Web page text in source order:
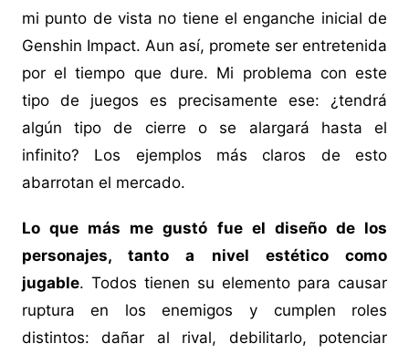
mi punto de vista no tiene el enganche inicial de
Genshin Impact. Aun así, promete ser entretenida
por el tiempo que dure. Mi problema con este
tipo de juegos es precisamente ese: ¿tendrá
algún tipo de cierre o se alargará hasta el
infinito? Los ejemplos más claros de esto
abarrotan el mercado.
Lo que más me gustó fue el diseño de los
personajes, tanto a nivel estético como
jugable. Todos tienen su elemento para causar
ruptura en los enemigos y cumplen roles
distintos: dañar al rival, debilitarlo, potenciar